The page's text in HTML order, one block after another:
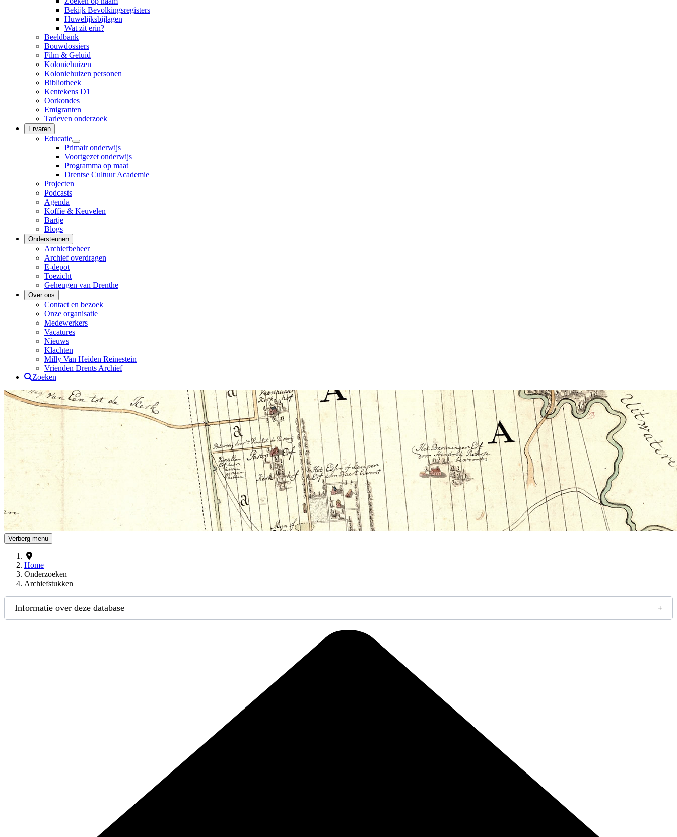
Bekijk Bevolkingsregisters
Huwelijksbijlagen
Wat zit erin?
Beeldbank
Bouwdossiers
Film & Geluid
Koloniehuizen
Koloniehuizen personen
Bibliotheek
Kentekens D1
Oorkondes
Emigranten
Tarieven onderzoek
Ervaren
Educatie
Primair onderwijs
Voortgezet onderwijs
Programma op maat
Drentse Cultuur Academie
Projecten
Podcasts
Agenda
Koffie & Keuvelen
Bartje
Blogs
Ondersteunen
Archiefbeheer
Archief overdragen
E-depot
Toezicht
Geheugen van Drenthe
Over ons
Contact en bezoek
Onze organisatie
Medewerkers
Vacatures
Nieuws
Klachten
Milly Van Heiden Reinestein
Vrienden Drents Archief
Zoeken
Drents Archief
Verberg menu
Home
Onderzoeken
Archiefstukken
Informatie over deze database